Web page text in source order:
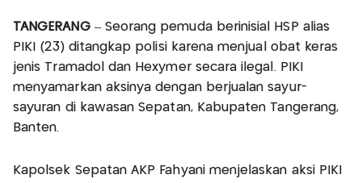
TANGERANG– Seorang pemuda berinisial HSP alias
PIKI (23) ditangkap polisi karena menjual obat keras
jenis Tramadol dan Hexymer secara ilegal. PIKI
menyamarkan aksinya dengan berjualan sayur-
sayuran di kawasan Sepatan, Kabupaten Tangerang,
Banten.
Kapolsek Sepatan AKP Fahyani menjelaskan aksi PIKI